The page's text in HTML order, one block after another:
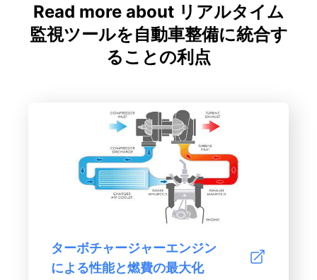
Read more about リアルタイム
監視ツールを自動車整備に統合す
ることの利点
ターボチャージャーエンジン
による性能と燃費の最大化